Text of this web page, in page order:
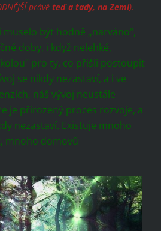
právěteď a tady, na Zemi).
být hodně „narváno“,
doby, i když nelehké,
pro ty, co přišli postoupit
se nikdy nezastaví, a i ve
náš vývoj neustále
je přirozený proces rozvoje, a
nezastaví. Existuje mnoho
mnoho domovů